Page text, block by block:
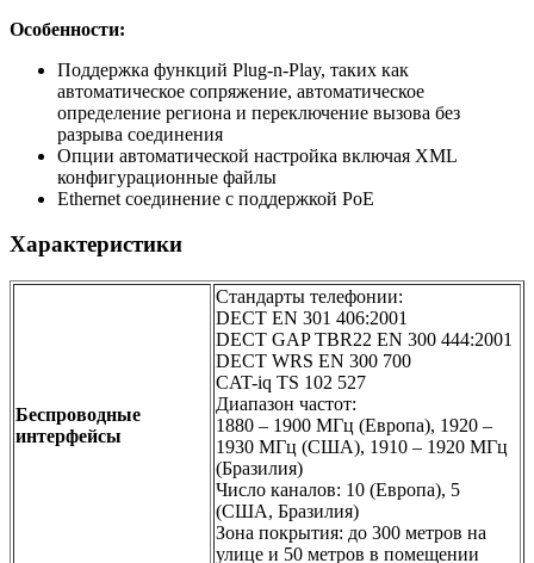
Особенности:
Поддержка функций Plug-n-Play, таких как
автоматическое сопряжение, автоматическое
определение региона и переключение вызова без
разрыва соединения
Опции автоматической настройка включая XML
конфигурационные файлы
Ethernet соединение с поддержкой PoE
Характеристики
Беспроводные
интерфейсы
Стандарты телефонии:
DECT EN 301 406:2001
DECT GAP TBR22 EN 300 444:2001
DECT WRS EN 300 700
CAT-iq TS 102 527
Диапазон частот:
1880 – 1900 МГц (Европа), 1920 –
1930 МГц (США), 1910 – 1920 МГц
(Бразилия)
Число каналов: 10 (Европа), 5
(США, Бразилия)
Зона покрытия: до 300 метров на
улице и 50 метров в помещении